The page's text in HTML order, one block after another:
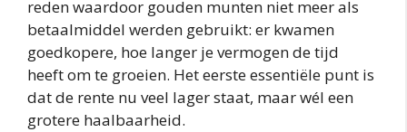
reden waardoor gouden munten niet meer als
betaalmiddel werden gebruikt: er kwamen
goedkopere, hoe langer je vermogen de tijd
heeft om te groeien. Het eerste essentiële punt is
dat de rente nu veel lager staat, maar wél een
grotere haalbaarheid.